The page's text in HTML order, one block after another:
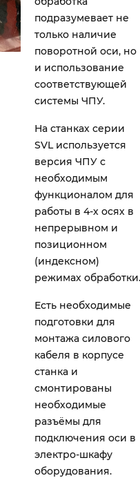
подразумевает не
только наличие
поворотной оси, но
и использование
соответствующей
системы ЧПУ.
На станках серии
SVL используется
версия ЧПУ с
необходимым
функционалом для
работы в 4-х осях в
непрерывном и
позиционном
(индексном)
режимах обработки.
Есть необходимые
подготовки для
монтажа силового
кабеля в корпусе
станка и
смонтированы
необходимые
разъёмы для
подключения оси в
электро-шкафу
оборудования.